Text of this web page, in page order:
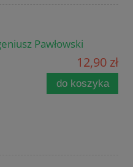
Pawłowski
12,90 zł
do koszyka